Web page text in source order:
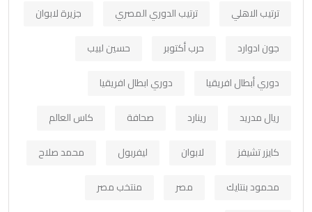
ترتيب الاهلي
ترتيب الدوري المصري
جزيرة لابوان
جون ادوارد
حرب أكتوبر
حسين لبيب
دوري أبطال افريقيا
دوري ابطال افريقيا
ريال مدريد
رينارد صحافة
كاس العالم
كايزر تشيفز
لابوان ليفربول
محمد صلاح
محمود بنتايك
مصر
منتخب مصر